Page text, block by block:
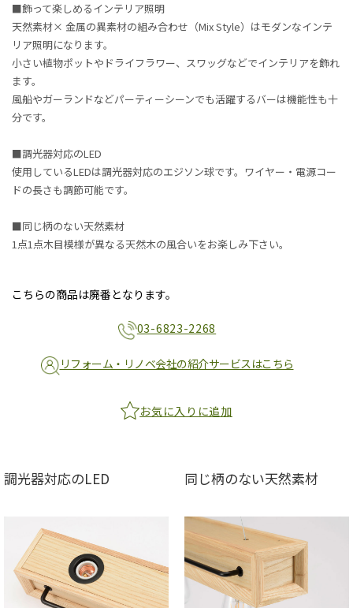
■飾って楽しめるインテリア照明
天然素材× 金属の異素材の組み合わせ（Mix Style）はモダンなインテ
リア照明になります。
小さい植物ポットやドライフラワー、スワッグなどでインテリアを飾れ
ます。
風船やガーランドなどパーティーシーンでも活躍するバーは機能性も十
分です。
■調光器対応のLED
使用しているLEDは調光器対応のエジソン球です。ワイヤー・電源コー
ドの長さも調節可能です。
■同じ柄のない天然素材
1点1点木目模様が異なる天然木の風合いをお楽しみ下さい。
こちらの商品は廃番となります。
03-6823-2268
リフォーム・リノベ会社の紹介サービスはこちら
お気に入りに追加
調光器対応のLED 同じ柄のない天然素材